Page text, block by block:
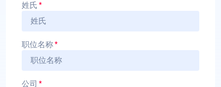
姓氏 *
职位名称*
公司 *